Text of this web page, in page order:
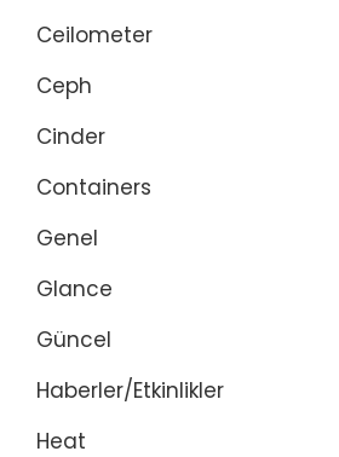
Ceilometer
Ceph
Cinder
Containers
Genel
Glance
Güncel
Haberler/Etkinlikler
Heat